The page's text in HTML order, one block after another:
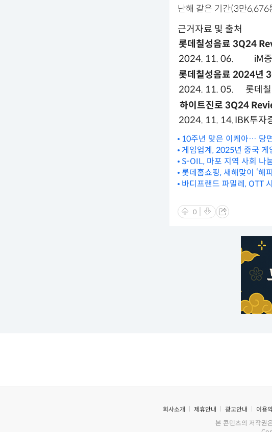
난해 같은 기간(3만
근거자료 및 출처
롯데칠성음료 3Q24
2024. 11. 06.
iM
롯데칠성음료 2024년
2024. 11. 05.
롯데
하이트진로 3Q24
2024. 11. 14.IBK투자
10주년 맞은 이케아… 당
게임업계, 2025년 중국 게
S-OIL, 마포 지역 사회 나
롯데홈쇼핑, 새해맞이 ‘해
바디프랜드 파밀레, OTT
0
회사소개 제휴안내 광고안내 이용
본 콘텐츠의 저작권